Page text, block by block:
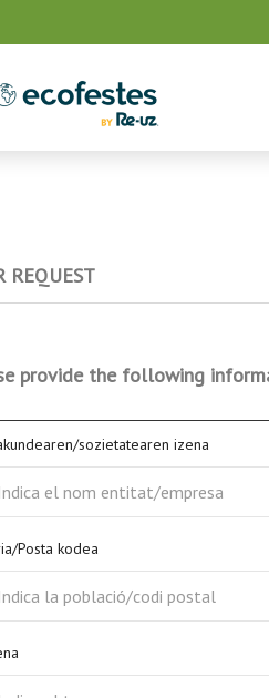
REQUEST
provide the following
sozietatearen izena
Posta kodea